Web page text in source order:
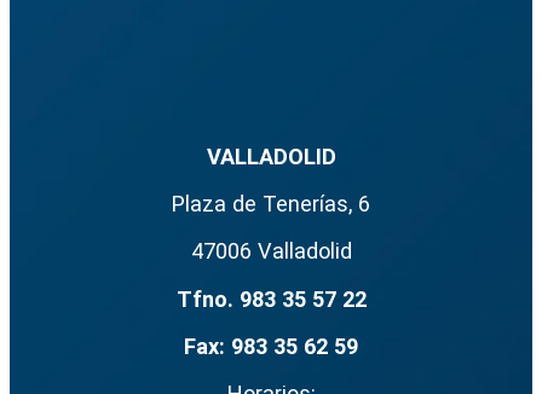
VALLADOLID
Plaza de Tenerías, 6
47006 Valladolid
Tfno. 983 35 57 22
Fax: 983 35 62 59